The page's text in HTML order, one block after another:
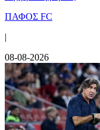
ΠΑΦΟΣ FC
|
08-08-2026